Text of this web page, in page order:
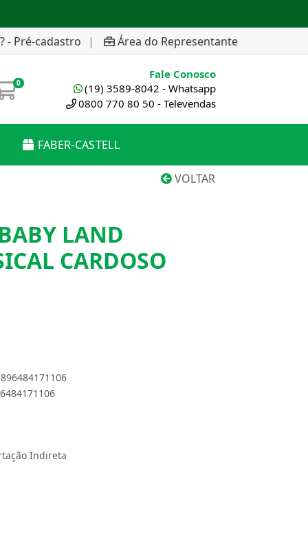
- Pré-cadastro | Área do Representante
0
Fale Conosco
(19) 3589-8042 - Whatsapp
0800 770 80 50 - Televendas
FABER-CASTELL
VOLTAR
LAND
CARDOSO
Indireta